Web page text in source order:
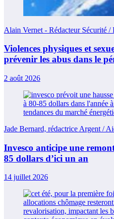
Alain Vernet - Rédacteur Sécurité
Violences physiques et
prévenir les abus dans le
2 août 2026
Jade Bernard, rédactrice Argent /
Invesco anticipe une
85 dollars d’ici un an
14 juillet 2026